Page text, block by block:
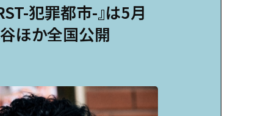
犯罪都市-』は5月
ほか全国公開